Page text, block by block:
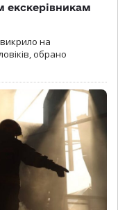
екскерівникам
на
обрано